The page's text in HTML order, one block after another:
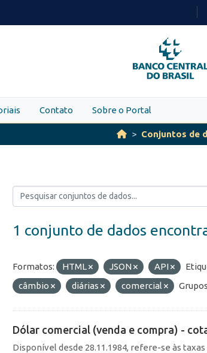
PARA
O
CONTEÚDO
Contato Sobre o Portal
Conjuntos de
1 conjunto de dados
Formatos: HTML JSON API
câmbio
diárias comercial
Dólar comercial (venda e compra) -
Disponível desde 28.11.1984, refere-se às